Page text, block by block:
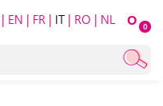
O 0
| EN | FR | IT | RO | NL